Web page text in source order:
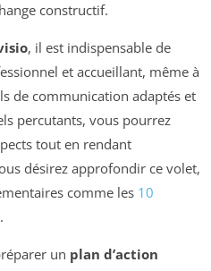
constructif.
, il est indispensable de
et accueillant, même à
de communication adaptés et
percutants, vous pourrez
tout en rendant
désirez approfondir ce volet,
comme les 10
.
un plan d’action